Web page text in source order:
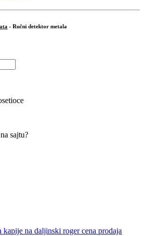
- Ručni detektor metala
sajtu?